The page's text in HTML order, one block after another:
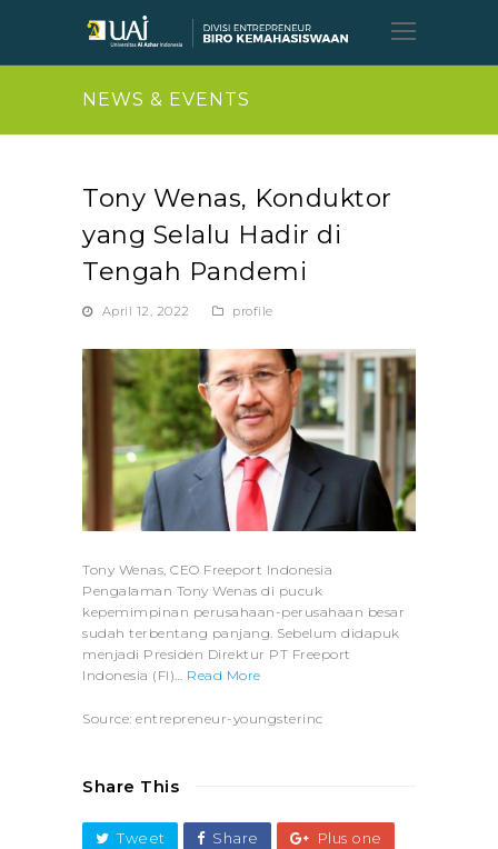
Open
Mobile
NEWS & EVENTS
Tony Wenas, Konduktor
yang Selalu Hadir di
Tengah Pandemi
April 12, 2022 profile
Tony Wenas, CEO Freeport Indonesia
Pengalaman Tony Wenas di pucuk
kepemimpinan perusahaan-perusahaan besar
sudah terbentang panjang. Sebelum didapuk
menjadi Presiden Direktur PT Freeport
Indonesia (FI)… Read More
Source: entrepreneur-youngsterinc
Share This
Tweet Share Plus one